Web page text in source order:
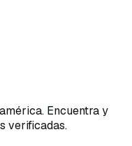
Encuentra y
verificadas.